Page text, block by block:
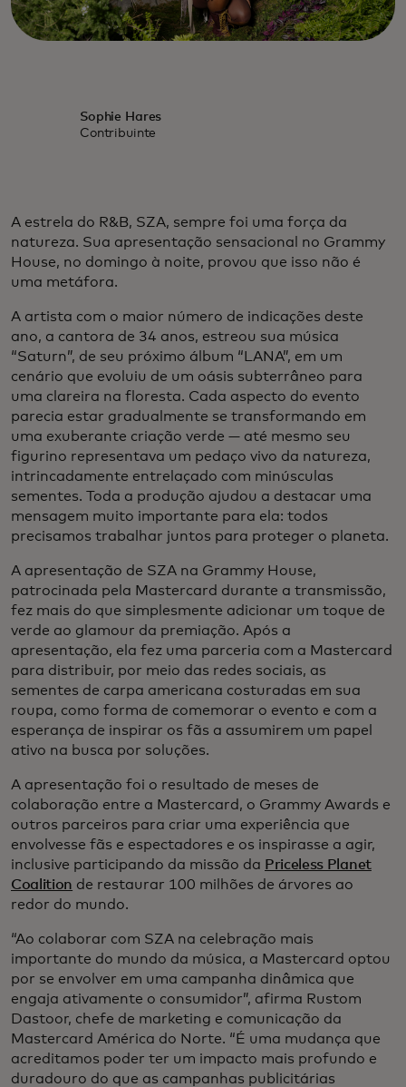
Sophie Hares
Contribuinte
A estrela do R&B, SZA, sempre foi uma força da
natureza. Sua apresentação sensacional no Grammy
House, no domingo à noite, provou que isso não é
uma metáfora.
A artista com o maior número de indicações deste
ano, a cantora de 34 anos, estreou sua música
“Saturn”, de seu próximo álbum “LANA”, em um
cenário que evoluiu de um oásis subterrâneo para
uma clareira na floresta. Cada aspecto do evento
parecia estar gradualmente se transformando em
uma exuberante criação verde — até mesmo seu
figurino representava um pedaço vivo da natureza,
intrincadamente entrelaçado com minúsculas
sementes. Toda a produção ajudou a destacar uma
mensagem muito importante para ela: todos
precisamos trabalhar juntos para proteger o planeta.
A apresentação de SZA na Grammy House,
patrocinada pela Mastercard durante a transmissão,
fez mais do que simplesmente adicionar um toque de
verde ao glamour da premiação. Após a
apresentação, ela fez uma parceria com a Mastercard
para distribuir, por meio das redes sociais, as
sementes de carpa americana costuradas em sua
roupa, como forma de comemorar o evento e com a
esperança de inspirar os fãs a assumirem um papel
ativo na busca por soluções.
A apresentação foi o resultado de meses de
colaboração entre a Mastercard, o Grammy Awards e
outros parceiros para criar uma experiência que
envolvesse fãs e espectadores e os inspirasse a agir,
inclusive participando da missão da Priceless Planet
Coalition de restaurar 100 milhões de árvores ao
redor do mundo.
“Ao colaborar com SZA na celebração mais
importante do mundo da música, a Mastercard optou
por se envolver em uma campanha dinâmica que
engaja ativamente o consumidor”, afirma Rustom
Dastoor, chefe de marketing e comunicação da
Mastercard América do Norte. “É uma mudança que
acreditamos poder ter um impacto mais profundo e
duradouro do que as campanhas publicitárias